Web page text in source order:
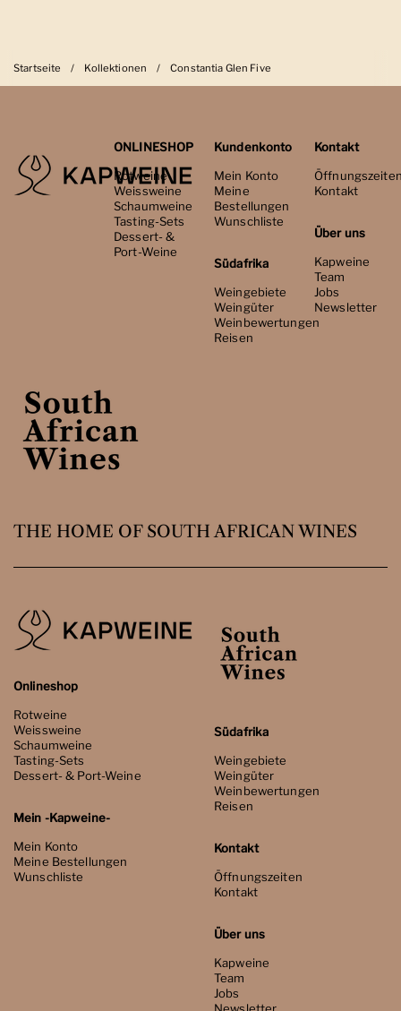
Startseite / Kollektionen / Constantia Glen Five
ONLINESHOP
Rotweine
Weissweine
Schaumweine
Tasting-Sets
Dessert- &
Port-Weine
Kundenkonto
Mein Konto
Meine
Bestellungen
Wunschliste
Südafrika
Weingebiete
Weingüter
Weinbewertungen
Reisen
Kontakt
Kontakt
Über uns
Kapweine
Team
Jobs
Newsletter
THE HOME OF SOUTH AFRICAN WINES
Onlineshop
Rotweine
Weissweine
Schaumweine
Tasting-Sets
Dessert- & Port-Weine
Mein -Kapweine-
Mein Konto
Meine Bestellungen
Wunschliste
Südafrika
Weingebiete
Weingüter
Weinbewertungen
Reisen
Kontakt
Öffnungszeiten
Kontakt
Über uns
Kapweine
Team
Jobs
Newsletter